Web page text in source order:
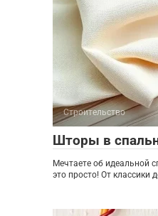
Строительство
Шторы в
Мечтаете об идеальной
это просто! От классики